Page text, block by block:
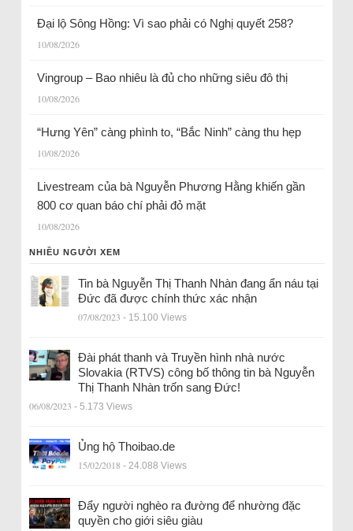
Đại lộ Sông Hồng: Vì sao phải có Nghị quyết 258?
10/08/2026
Vingroup – Bao nhiêu là đủ cho những siêu đô thị
10/08/2026
“Hưng Yên” càng phình to, “Bắc Ninh” càng thu hẹp
10/08/2026
Livestream của bà Nguyễn Phương Hằng khiến gần
800 cơ quan báo chí phải đỏ mặt
10/08/2026
NHIỀU NGƯỜI XEM
Tin bà Nguyễn Thị Thanh Nhàn đang ẩn náu tại
Đức đã được chính thức xác nhận
07/08/2023 - 15.100 Views
Đài phát thanh và Truyền hình nhà nước
Slovakia (RTVS) công bố thông tin bà Nguyễn
Thị Thanh Nhàn trốn sang Đức!
06/08/2023 - 5.173 Views
Ủng hộ Thoibao.de
15/02/2018 - 24.088 Views
Đẩy người nghèo ra đường để nhường đặc
quyền cho giới siêu giàu